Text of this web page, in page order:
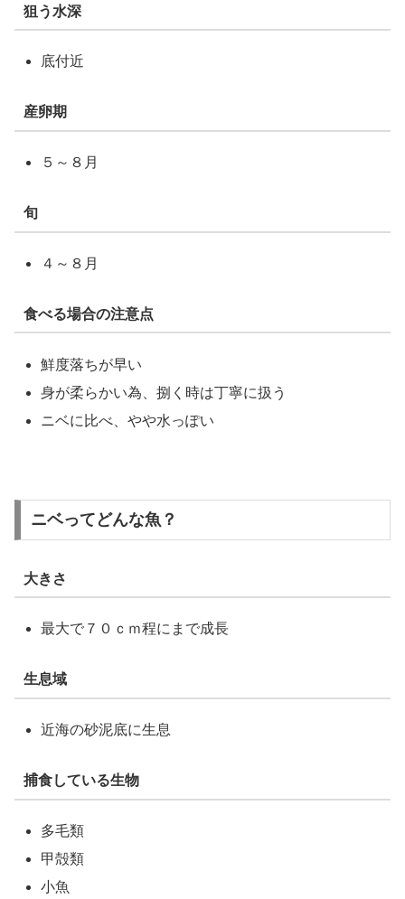
狙う水深
底付近
産卵期
５～８月
旬
４～８月
食べる場合の注意点
鮮度落ちが早い
身が柔らかい為、捌く時は丁寧に扱う
ニベに比べ、やや水っぽい
ニベってどんな魚？
大きさ
最大で７０ｃｍ程にまで成長
生息域
近海の砂泥底に生息
捕食している生物
多毛類
甲殻類
小魚